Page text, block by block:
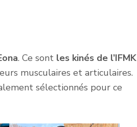
. Ce sont les kinés de l’IFMK
musculaires et articulaires.
sélectionnés pour ce